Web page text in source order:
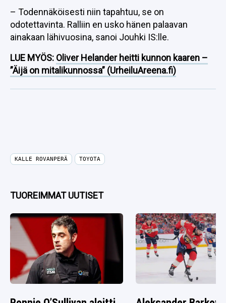
– Todennäköisesti niin tapahtuu, se on
odotettavinta. Ralliin en usko hänen palaavan
ainakaan lähivuosina, sanoi Jouhki IS:lle.
LUE MYÖS: Oliver Helander heitti kunnon kaaren –
”Äijä on mitalikunnossa” (UrheiluAreena.fi)
KALLE ROVANPERÄ TOYOTA
TUOREIMMAT UUTISET